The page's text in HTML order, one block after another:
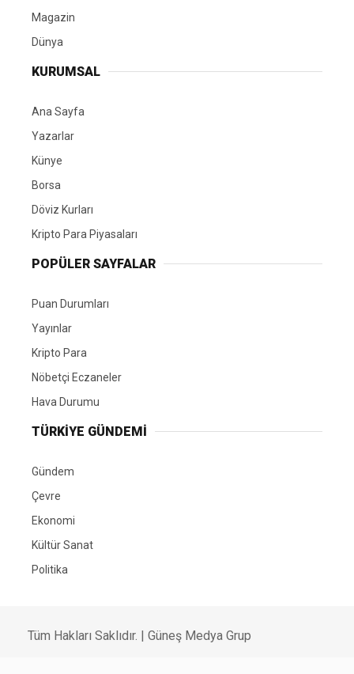
Magazin
Dünya
KURUMSAL
Ana Sayfa
Yazarlar
Künye
Borsa
Döviz Kurları
Kripto Para Piyasaları
POPÜLER SAYFALAR
Puan Durumları
Yayınlar
Kripto Para
Nöbetçi Eczaneler
Hava Durumu
TÜRKIYE GÜNDEMI
Gündem
Çevre
Ekonomi
Kültür Sanat
Politika
Tüm Hakları Saklıdır. | Güneş Medya Grup